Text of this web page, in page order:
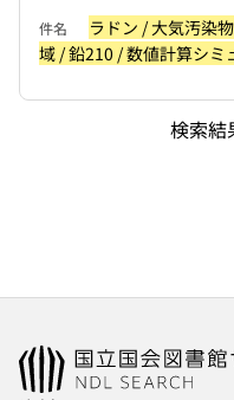
件名
ラドン / 大気汚染
域 / 鉛210 / 数値計算シミ
検索結